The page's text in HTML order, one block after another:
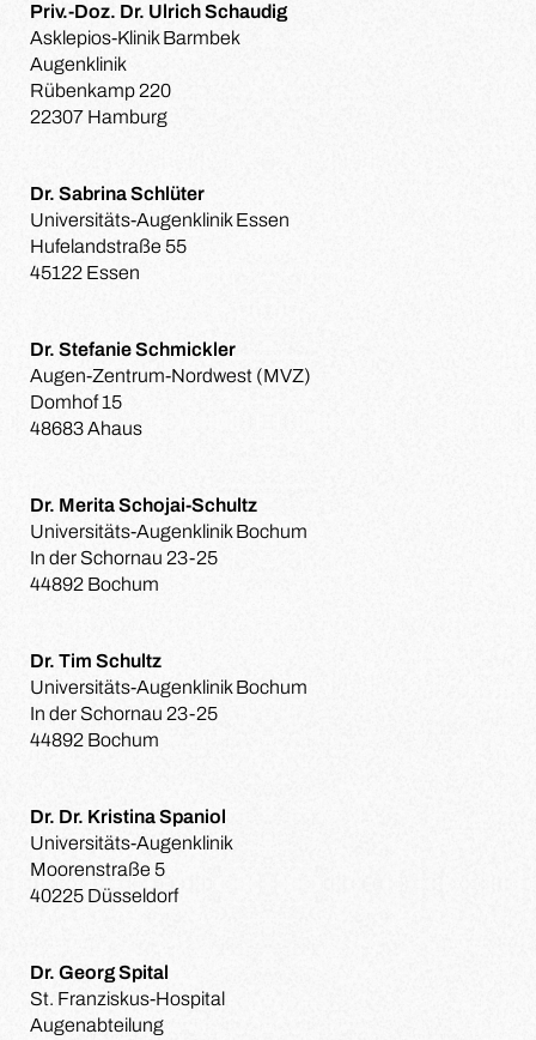
Priv.-Doz. Dr. Ulrich Schaudig
Asklepios-Klinik Barmbek
Augenklinik
Rübenkamp 220
22307 Hamburg
Dr. Sabrina Schlüter
Universitäts-Augenklinik Essen
Hufelandstraße 55
45122 Essen
Dr. Stefanie Schmickler
Augen-Zentrum-Nordwest (MVZ)
Domhof 15
48683 Ahaus
Dr. Merita Schojai-Schultz
Universitäts-Augenklinik Bochum
In der Schornau 23-25
44892 Bochum
Dr. Tim Schultz
Universitäts-Augenklinik Bochum
In der Schornau 23-25
44892 Bochum
Dr. Dr. Kristina Spaniol
Universitäts-Augenklinik
Moorenstraße 5
40225 Düsseldorf
Dr. Georg Spital
St. Franziskus-Hospital
Augenabteilung